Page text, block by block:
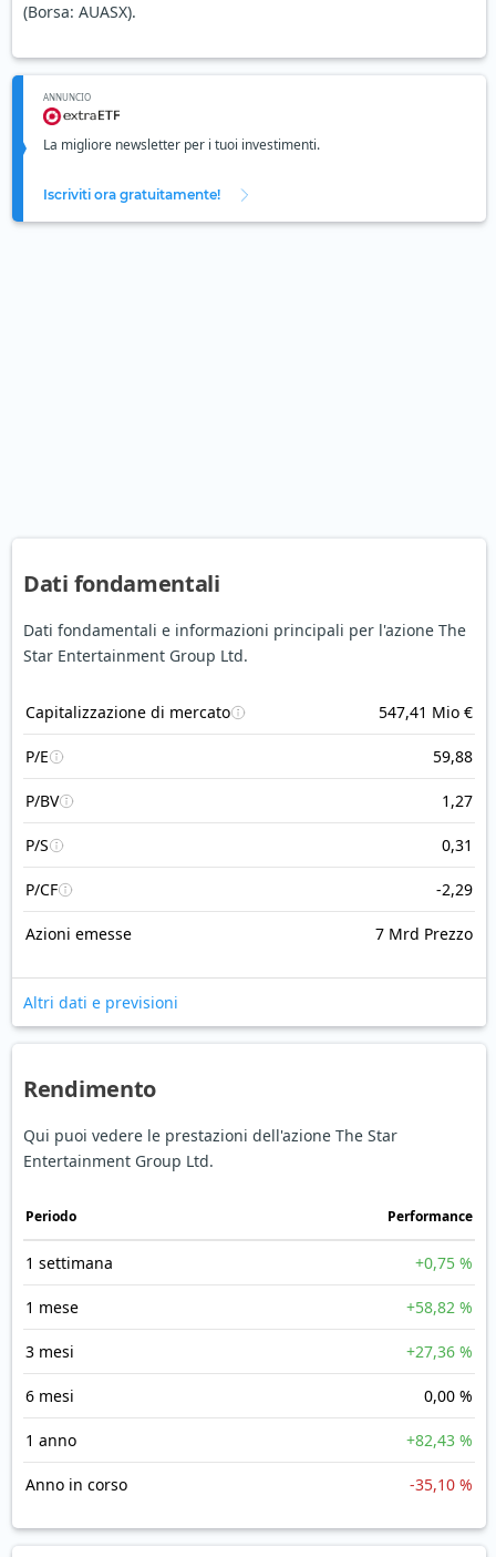
(Borsa: AUASX).
ANNUNCIO
La migliore newsletter per i tuoi investimenti.
Iscriviti ora gratuitamente!
Dati fondamentali
Dati fondamentali e informazioni principali per l'azione The
Star Entertainment Group Ltd.
Capitalizzazione di mercato 547,41 Mio €
P/E 59,88
P/BV 1,27
P/S 0,31
P/CF -2,29
Azioni emesse 7 Mrd Prezzo
Altri dati e previsioni
Rendimento
Qui puoi vedere le prestazioni dell'azione The Star
Entertainment Group Ltd.
Periodo Performance
1 settimana +0,75 %
1 mese +58,82 %
3 mesi +27,36 %
6 mesi 0,00 %
1 anno +82,43 %
Anno in corso -35,10 %